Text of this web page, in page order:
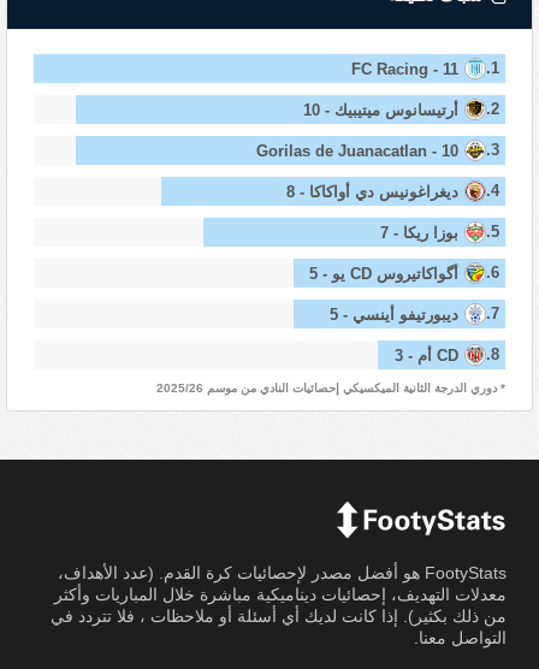
1.
FC Racing - 11
2. أرتيسانوس ميتيبيك - 10
3.
Gorilas de Juanacatlan - 10
4. ديغراغونيس دي أواكاكا - 8
5. بوزا ريكا - 7
6. أگواكاتيروس CD يو - 5
7. ديبورتيفو أينسي - 5
8. CD أم - 3
* دوري الدرجة الثانية الميكسيكي إحصائيات النادي من موسم 2025/26
FootyStats هو أفضل مصدر لإحصائيات كرة القدم. (عدد الأهداف،
معدلات التهديف، إحصائيات ديناميكية مباشرة خلال المباريات وأكثر
من ذلك بكثير). إذا كانت لديك أي أسئلة أو ملاحظات ، فلا تتردد في
التواصل معنا.